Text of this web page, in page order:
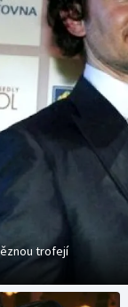
Curling
Dostihy
Florbal
Golf
trofejí